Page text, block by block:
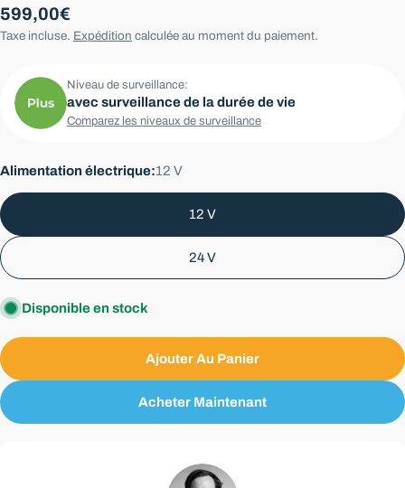
Prix
599,00€
Taxe incluse. Expédition calculée au moment du paiement.
Niveau de surveillance:
avec surveillance de la durée de vie
Comparez les niveaux de surveillance
Alimentation électrique:12 V
12 V
24 V
Disponible en stock
Ajouter Au Panier
Acheter Maintenant